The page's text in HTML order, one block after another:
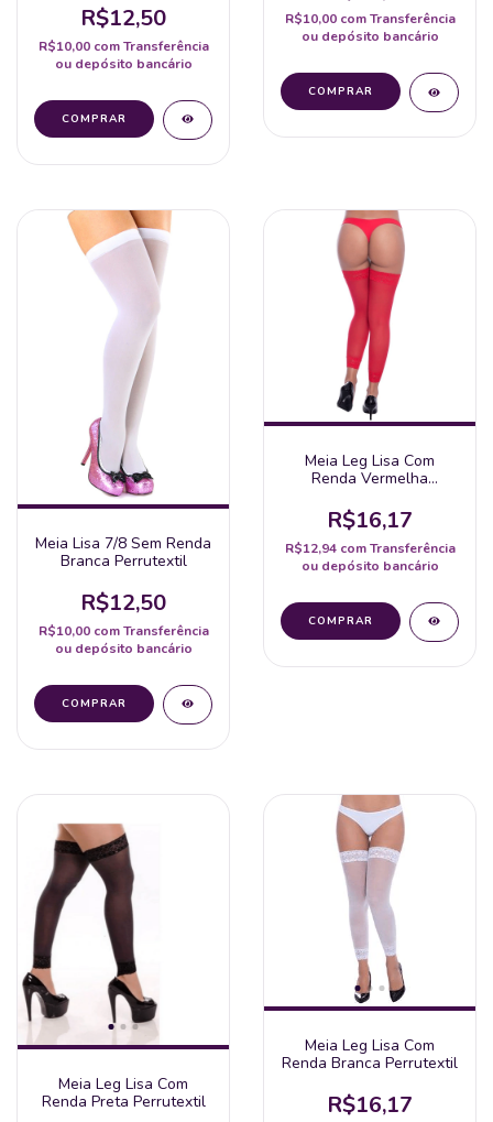
R$12,50
R$10,00 com Transferência
ou depósito bancário
R$10,00 com Transferência
ou depósito bancário
Meia Lisa 7/8 Sem Renda
Branca Perrutextil
R$12,50
R$10,00 com Transferência
ou depósito bancário
Meia Leg Lisa Com
Renda Vermelha
R$16,17
R$12,94 com Transferência
ou depósito bancário
Meia Leg Lisa Com
Renda Preta Perrutextil
Meia Leg Lisa Com
Renda Branca Perrutextil
R$16,17